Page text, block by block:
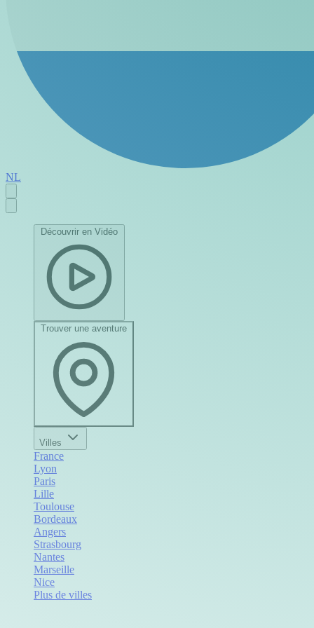
NL
Découvrir en Vidéo
Trouver une aventure
Villes
France
Lyon
Paris
Lille
Toulouse
Bordeaux
Angers
Strasbourg
Nantes
Marseille
Nice
Plus de villes